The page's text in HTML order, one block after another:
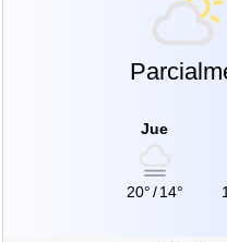
Jue
20°/14°